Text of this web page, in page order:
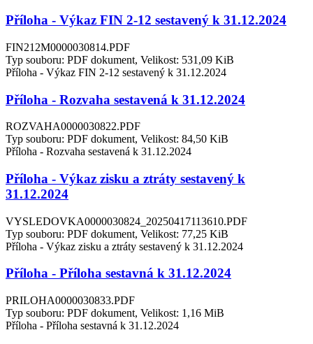
Příloha - Výkaz FIN 2-12 sestavený k 31.12.2024
FIN212M0000030814.PDF
Typ souboru: PDF dokument, Velikost: 531,09 KiB
Příloha - Výkaz FIN 2-12 sestavený k 31.12.2024
Příloha - Rozvaha sestavená k 31.12.2024
ROZVAHA0000030822.PDF
Typ souboru: PDF dokument, Velikost: 84,50 KiB
Příloha - Rozvaha sestavená k 31.12.2024
Příloha - Výkaz zisku a ztráty sestavený k
31.12.2024
VYSLEDOVKA0000030824_20250417113610.PDF
Typ souboru: PDF dokument, Velikost: 77,25 KiB
Příloha - Výkaz zisku a ztráty sestavený k 31.12.2024
Příloha - Příloha sestavná k 31.12.2024
PRILOHA0000030833.PDF
Typ souboru: PDF dokument, Velikost: 1,16 MiB
Příloha - Příloha sestavná k 31.12.2024